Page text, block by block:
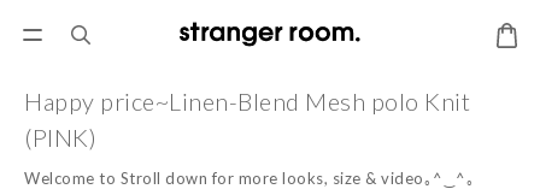
Happy price~Linen-Blend Mesh polo Knit
(PINK)
Welcome to Stroll down for more looks, size & video｡^‿^｡